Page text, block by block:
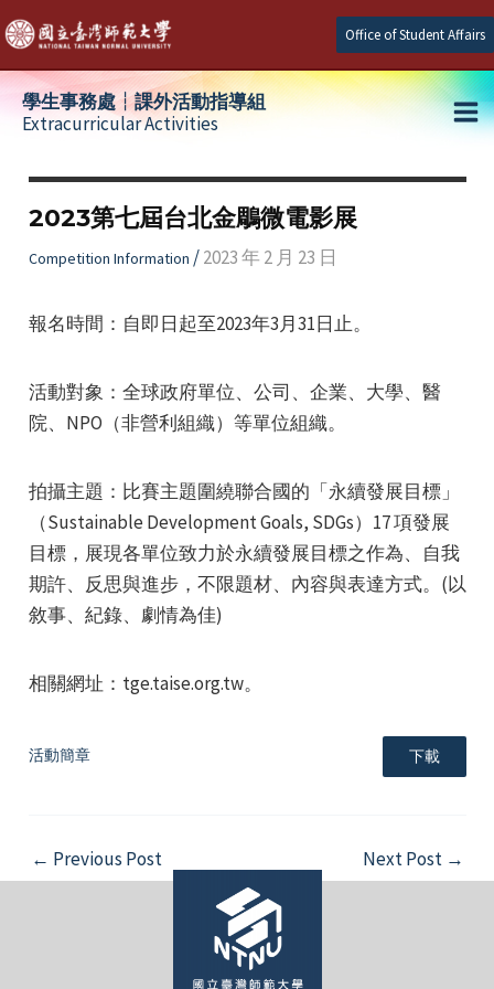
Skip
to
content
Office of Student Affairs
學生事務處┆課外活動指導組
Extracurricular Activities
2023第七屆台北金鵰微電影展
Competition Information /2023 年 2 月 23 日
報名時間：自即日起至2023年3月31日止。
活動對象：全球政府單位、公司、企業、大學、醫
院、NPO（非營利組織）等單位組織。
拍攝主題：比賽主題圍繞聯合國的「永續發展目標」
（Sustainable Development Goals, SDGs）17 項發展
目標，展現各單位致力於永續發展目標之作為、自我
期許、反思與進步，不限題材、內容與表達方式。(以
敘事、紀錄、劇情為佳)
相關網址：tge.taise.org.tw。
活動簡章 下載
Post
navigation
← Previous Post Next Post →